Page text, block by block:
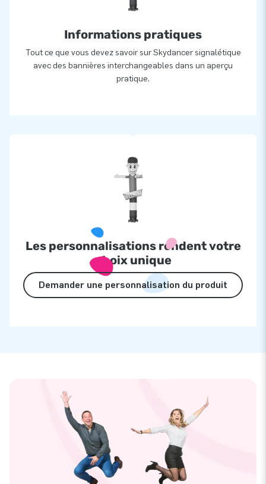
Informations pratiques
Tout ce que vous devez savoir sur Skydancer signalétique
avec des bannières interchangeables dans un aperçu
pratique.
Les personnalisations rendent votre
choix unique
Demander une personnalisation du produit